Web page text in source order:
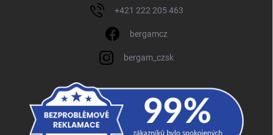
+421 222 205 463
bergamcz
bergam_czsk